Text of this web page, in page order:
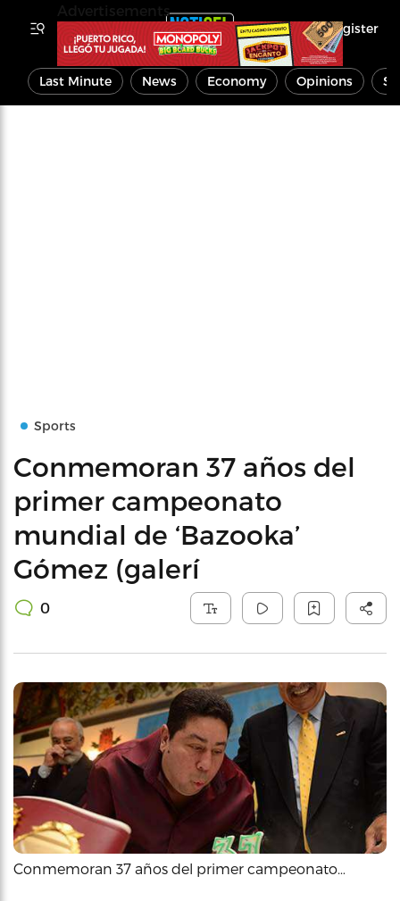
Register
Last Minute News Economy Opinions
Sports
Conmemoran 37 años del
primer campeonato
mundial de ‘Bazooka’
Gómez (galerí
0
Conmemoran 37 años del primer campeonato…
Advertisements